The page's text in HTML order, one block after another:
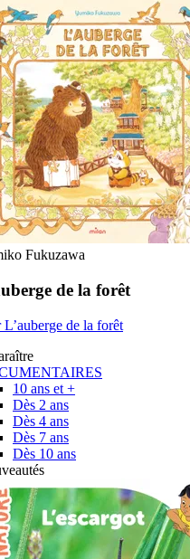
Fukuzawa
de la forêt
de la forêt
10 ans et +
Dès 2 ans
Dès 4 ans
Dès 7 ans
Dès 10 ans